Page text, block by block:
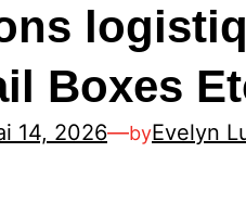
Boxes
14, 2026—byEvelyn